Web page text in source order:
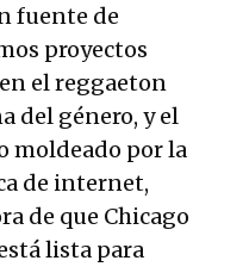
fuente de
proyectos
el reggaeton
del género, y el
moldeado por la
de internet,
de que Chicago
lista para